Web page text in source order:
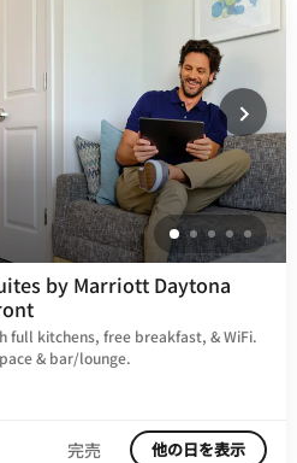
by Marriott Daytona
full kitchens, free breakfast, & WiFi.
& bar/lounge.
完売 他の日を表示